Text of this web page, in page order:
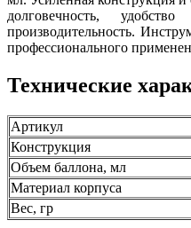
долговечность,
производительность.
профессионального
Технические
Артикул
Конструкция
Объем баллона, мл
Материал корпуса
Вес, гр